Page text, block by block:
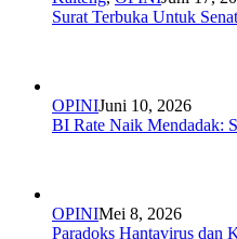
Surat Terbuka Untuk
OPINIJuni 10, 2026
BI Rate Naik Mendadak:
OPINIMei 8, 2026
Paradoks Hantavirus dan